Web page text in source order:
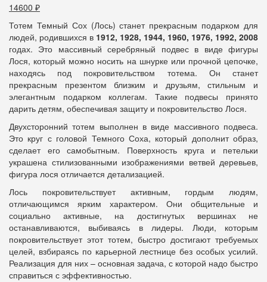
14600 ₽
Тотем Темный Сох (Лось) станет прекрасным подарком для
людей, родившихся в 1912, 1928, 1944, 1960, 1976, 1992, 2008
годах. Это массивный серебряный подвес в виде фигуры
Лося, который можно носить на шнурке или прочной цепочке,
находясь под покровительством тотема. Он станет
прекрасным презентом близким и друзьям, стильным и
элегантным подарком коллегам. Такие подвесы принято
дарить детям, обеспечивая защиту и покровительство Лося.
Двухсторонний тотем выполнен в виде массивного подвеса.
Это круг с головой Темного Соха, который дополнит образ,
сделает его самобытным. Поверхность круга и петельки
украшена стилизованными изображениями ветвей деревьев,
фигура лося отличается детализацией.
Лось покровительствует активным, гордым людям,
отличающимся ярким характером. Они общительные и
социально активные, на достигнутых вершинах не
останавливаются, выбиваясь в лидеры. Люди, которым
покровительствует этот тотем, быстро достигают требуемых
целей, взбираясь по карьерной лестнице без особых усилий.
Реализация для них – основная задача, с которой надо быстро
справиться с эффективностью.